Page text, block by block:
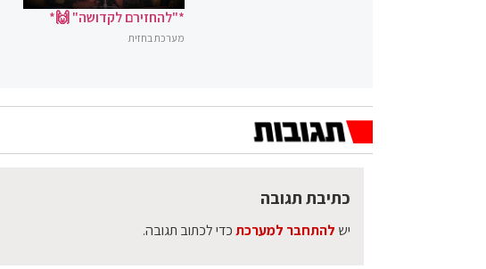
*"להחזירם לקדושה" 🙌*
מערכת בחזית
כתיבת תגובה
יש להתחבר למערכתכדי לכתוב תגובה.